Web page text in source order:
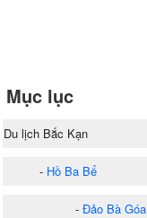
Mục lục
Du lịch Bắc Kạn
- Hồ Ba Bể
- Đảo Bà Góa